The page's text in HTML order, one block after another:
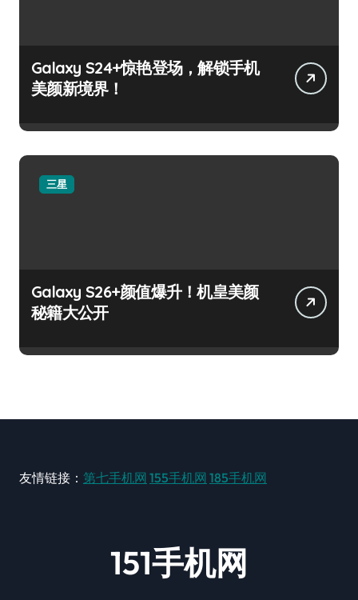
Galaxy S24+惊艳登场，解锁手机
美颜新境界！
三星
Galaxy S26+颜值爆升！机皇美颜
秘籍大公开
友情链接： 第七手机网 155手机网 185手机网
151手机网